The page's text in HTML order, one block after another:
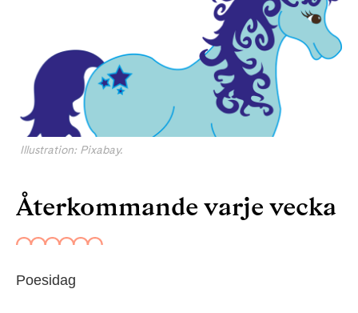
Illustration: Pixabay.
Återkommande varje vecka
Poesidag